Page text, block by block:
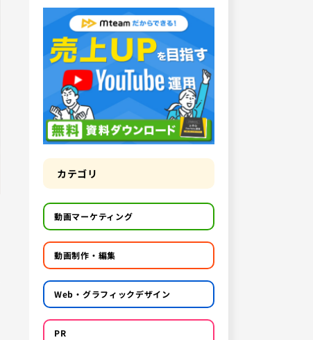
カテゴリ
動画マーケティング
動画制作・編集
Web・グラフィックデザイン
PR